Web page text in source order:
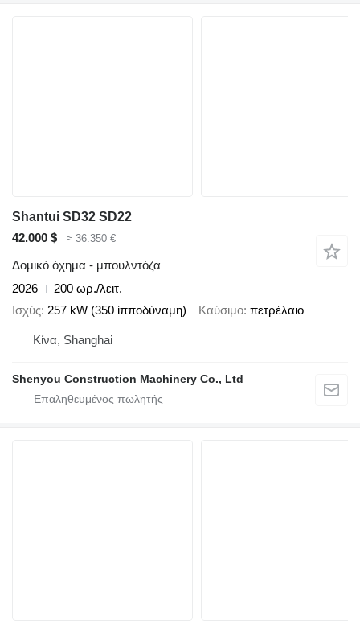
Shantui SD32 SD22
42.000 $
≈ 36.350 €
Δομικό όχημα - μπουλντόζα
2026
200 ωρ./λειτ.
Ισχύς 257 kW (350 ίπποδύναμη) Καύσιμο πετρέλαιο
Κίνα, Shanghai
Shenyou Construction Machinery Co., Ltd